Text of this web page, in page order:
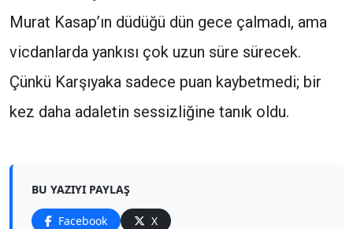
Murat Kasap’ın düdüğü dün gece çalmadı, ama
vicdanlarda yankısı çok uzun süre sürecek.
Çünkü Karşıyaka sadece puan kaybetmedi; bir
kez daha adaletin sessizliğine tanık oldu.
BU YAZIYI PAYLAŞ
Facebook X